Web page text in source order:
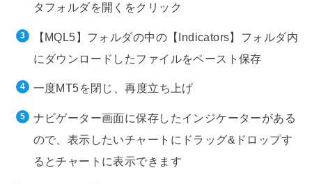
タフォルダを開くをクリック
【MQL5】フォルダの中の【Indicators】フォルダ内
にダウンロードしたファイルをペースト保存
一度MT5を閉じ、再度立ち上げ
ナビゲーター画面に保存したインジケーターがある
ので、表示したいチャートにドラッグ&ドロップす
るとチャートに表示できます